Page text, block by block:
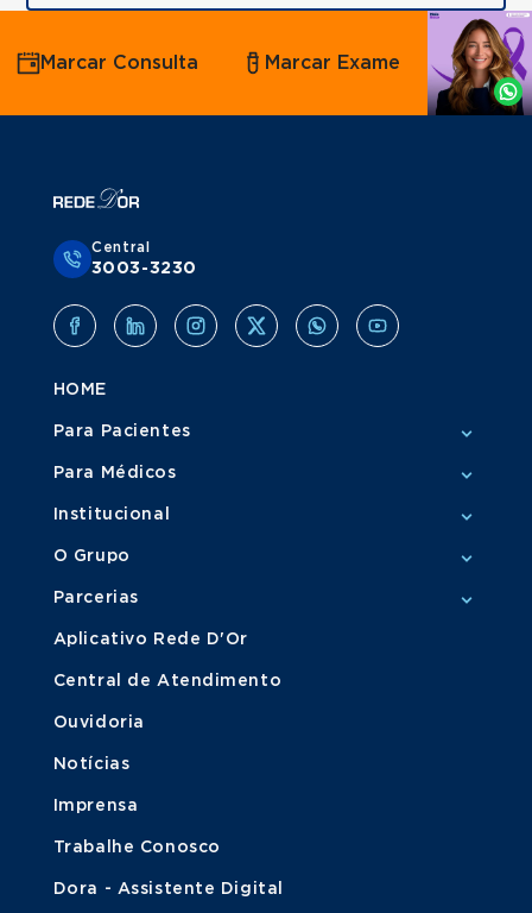
Agende
por
Whatsapp
Marcar Consulta Marcar Exame
Central
3003-3230
HOME
Para Pacientes
Para Médicos
Institucional
O Grupo
Parcerias
Aplicativo Rede D'Or
Central de Atendimento
Ouvidoria
Notícias
Imprensa
Trabalhe Conosco
Dora - Assistente Digital